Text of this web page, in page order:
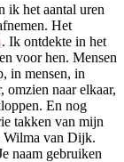
ik het aantal uren
Het
. Ik ontdekte in het
voor hen. Mensen
in mensen, in
omzien naar elkaar,
En nog
takken van mijn
Wilma van Dijk.
naam gebruiken